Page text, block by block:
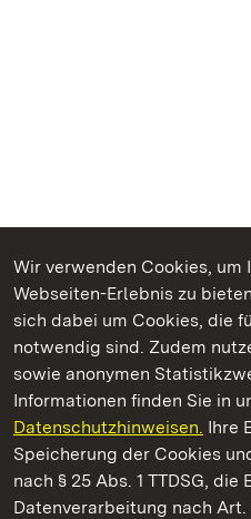
Wir verwenden Cookies, um
Webseiten-Erlebnis zu
sich dabei um Cookies, die
notwendig sind. Zudem
sowie anonymen
Informationen finden Sie in
Datenschutzhinweisen. Ihre
Speicherung der Cookies
nach § 25 Abs. 1 TTDSG,
Datenverarbeitung nach Art.
Kommen. Staunen.
Schloss und Schlossgarten
Staatliche Schlösser und